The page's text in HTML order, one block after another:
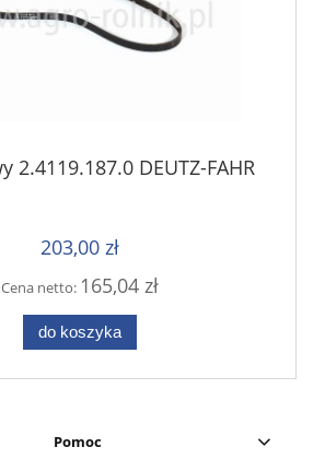
2.4119.187.0 DEUTZ-FAHR
203,00 zł
Cena netto: 165,04 zł
do koszyka
Pomoc